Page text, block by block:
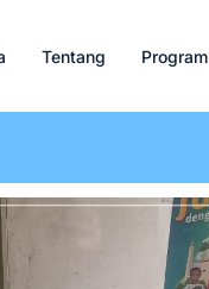
Tentang Program